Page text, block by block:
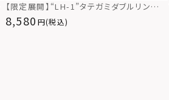
【限定展開】“LH-1”タテガミダブルリングネ
ックレス（ツイスト/シルバー）/サージカル
ステンレス（金属アレルギー対応）
8,580 (税込)